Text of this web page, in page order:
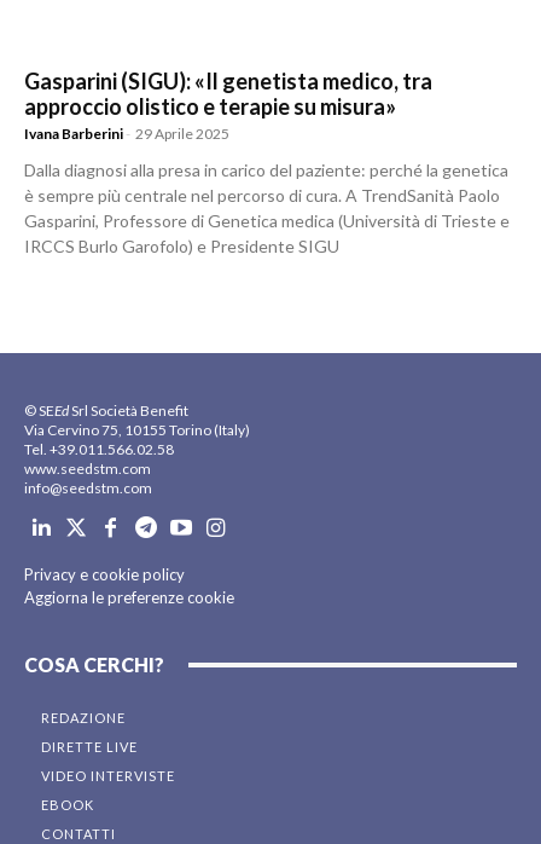
Gasparini (SIGU): «Il genetista medico, tra
approccio olistico e terapie su misura»
Ivana Barberini - 29 Aprile 2025
Dalla diagnosi alla presa in carico del paziente: perché la genetica
è sempre più centrale nel percorso di cura. A TrendSanità Paolo
Gasparini, Professore di Genetica medica (Università di Trieste e
IRCCS Burlo Garofolo) e Presidente SIGU
© SEEdSrl Società Benefit
Via Cervino 75, 10155 Torino (Italy)
Tel. +39.011.566.02.58
www.seedstm.com
info@seedstm.com
Privacy e cookie policy
Aggiorna le preferenze cookie
COSA CERCHI?
REDAZIONE
DIRETTE LIVE
VIDEO INTERVISTE
EBOOK
CONTATTI